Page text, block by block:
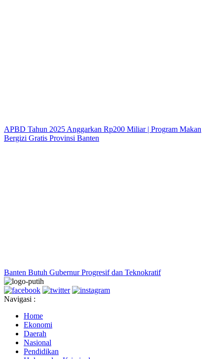
APBD Tahun 2025 Anggarkan Rp200 Miliar | Program Makan
Bergizi Gratis Provinsi Banten
Banten Butuh Gubernur Progresif dan Teknokratif
Navigasi :
Home
Ekonomi
Daerah
Nasional
Pendidikan